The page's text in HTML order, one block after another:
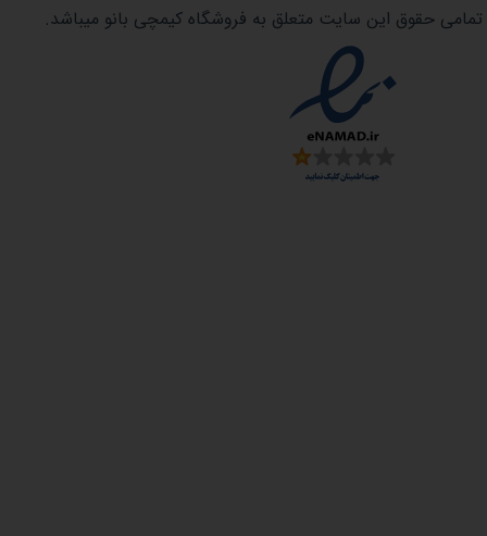
تمامی حقوق این سایت متعلق به فروشگاه کیمچی بانو میباشد.